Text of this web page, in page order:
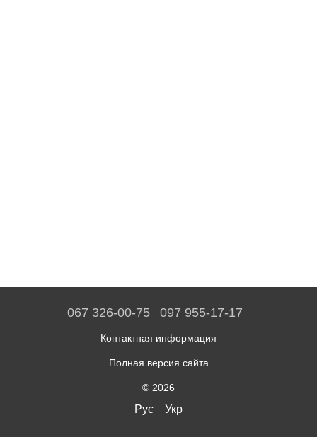
067 326-00-75 097 955-17-17
Контактная информация
Полная версия сайта
© 2026
Рус Укр